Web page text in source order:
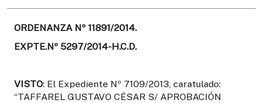
ORDENANZA Nº 11891/2014.
EXPTE.Nº 5297/2014-H.C.D.
VISTO: El Expediente Nº 7109/2013, caratulado:
“TAFFAREL GUSTAVO CÉSAR S/ APROBACIÓN